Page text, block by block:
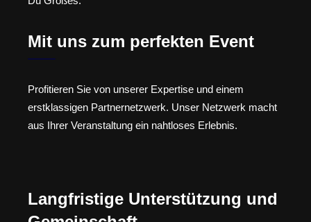
Mit uns zum perfekten Event
Profitieren Sie von unserer Expertise und einem
erstklassigen Partnernetzwerk. Unser Netzwerk macht
aus Ihrer Veranstaltung ein nahtloses Erlebnis.
Langfristige Unterstützung und